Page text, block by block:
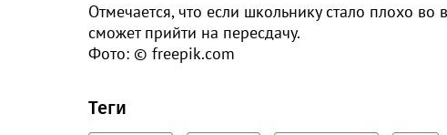
Отмечается, что если школьнику стало плохо
сможет прийти на пересдачу.
Фото: © freepik.com
Теги